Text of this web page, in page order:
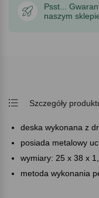
Psst...
naszym
Szczegóły
deska wykonana z
posiada metalowy
wymiary: 25 x 38 x
metoda wykonania